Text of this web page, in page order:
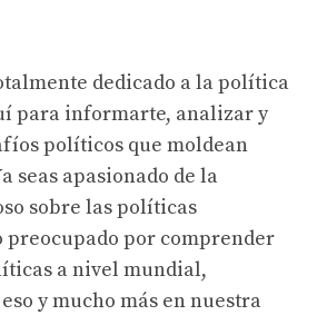
dedicado a la política
para informarte, analizar y
políticos que moldean
seas apasionado de la
sobre las políticas
por comprender
a nivel mundial,
y mucho más en nuestra